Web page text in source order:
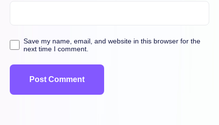
Save my name, email, and website in this browser for the
next time I comment.